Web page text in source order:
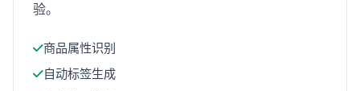
验。
商品属性识别
自动标签生成